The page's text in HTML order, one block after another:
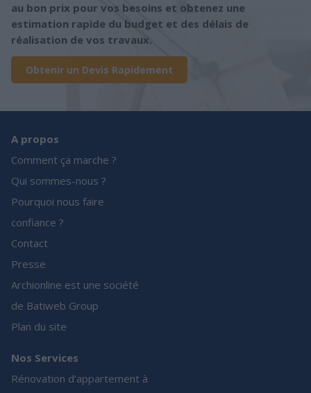
au bon prix pour vos besoins et obtenez une
estimation rapide du budget et des délais de
réalisation de vos travaux.
Obtenir un Devis Rapidement
A propos
Comment ça marche ?
Qui sommes-nous ?
Pourquoi nous faire
confiance ?
Contact
Presse
Archionline est une société
de Batiweb Group
Plan du site
Nos Services
Rénovation d’appartement à